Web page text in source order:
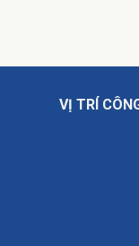
VỊ TRÍ